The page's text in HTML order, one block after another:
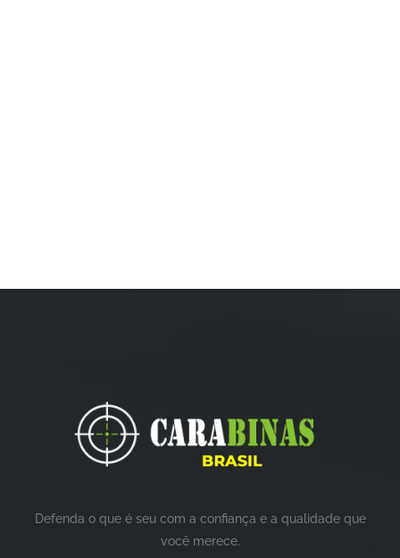
Defenda o que é seu com a confiança e a qualidade que
você merece.